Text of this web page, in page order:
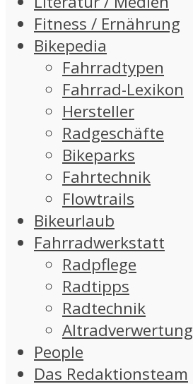
Fitness / Ernährung
Bikepedia
Fahrradtypen
Fahrrad-Lexikon
Hersteller
Radgeschäfte
Bikeparks
Fahrtechnik
Flowtrails
Bikeurlaub
Fahrradwerkstatt
Radpflege
Radtipps
Radtechnik
Altradverwertung
People
Das Redaktionsteam